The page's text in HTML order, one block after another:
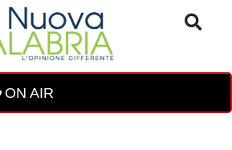
ON AIR